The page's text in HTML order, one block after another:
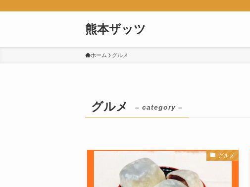
熊本ザッツ
ホーム グルメ
グルメ – category –
グルメ